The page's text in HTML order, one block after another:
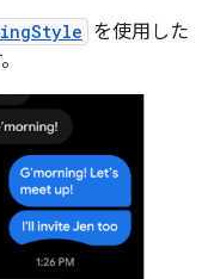
を使用した